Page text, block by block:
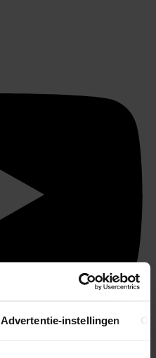
Advertentie-instellingen